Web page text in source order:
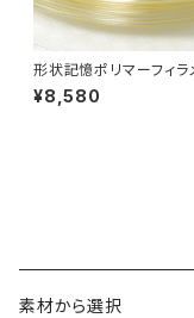
形状記憶ポリマーフィラ
『SMP55』
¥8,580
素材から選択